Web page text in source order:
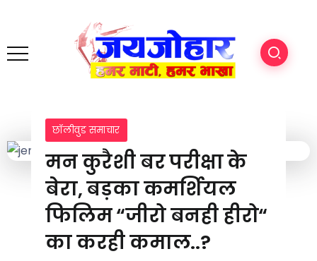
छॉलीवुड समाचार
मन कुरैशी बर परीक्षा के
बेरा, बड़का कमर्शियल
फिलिम “जीरो बनही हीरो“
का करही कमाल..?